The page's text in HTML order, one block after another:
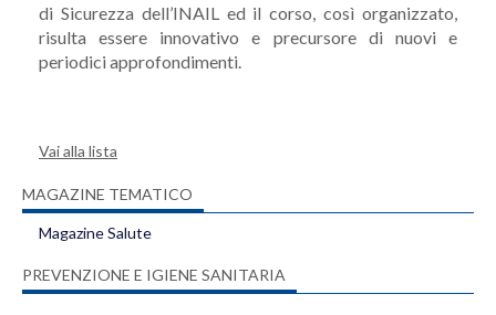
di Sicurezza dell’INAIL ed il corso, così organizzato,
risulta essere innovativo e precursore di nuovi e
periodici approfondimenti.
Vai alla lista
MAGAZINE TEMATICO
Magazine Salute
PREVENZIONE E IGIENE SANITARIA